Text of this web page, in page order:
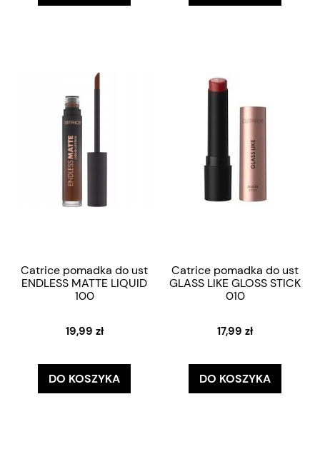
Catrice pomadka do ust
ENDLESS MATTE LIQUID
100
19,99 zł
DO KOSZYKA
Catrice pomadka do ust
GLASS LIKE GLOSS STICK
010
17,99 zł
DO KOSZYKA